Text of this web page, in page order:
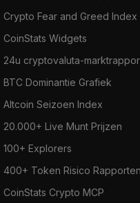
Crypto Fear and Greed Index
CoinStats Widgets
24u cryptovaluta-
BTC Dominantie Grafiek
Altcoin Seizoen Index
20.000+ Live Munt Prijzen
100+ Explorers
400+ Token Risico Rapporten
CoinStats Crypto MCP